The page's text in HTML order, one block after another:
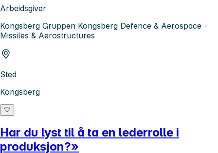
Arbeidsgiver
Kongsberg Gruppen Kongsberg Defence & Aerospace -
Missiles & Aerostructures
Sted
Kongsberg
Har du lyst til å ta en lederrolle i
produksjon?»